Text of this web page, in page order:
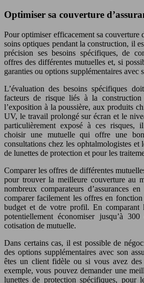
Optimiser sa couverture
Pour optimiser efficacement sa couverture
soins optiques pendant la construction, il
précision ses besoins spécifiques, de
offres des différentes mutuelles et, si
garanties ou options supplémentaires avec
L’évaluation des besoins spécifiques
facteurs de risque liés à la
l’exposition à la poussière, aux produits
UV, le travail prolongé sur écran et le
particulièrement exposé à ces risques,
choisir une mutuelle qui offre une
consultations chez les ophtalmologistes et
de lunettes de protection et pour les
Comparer les offres de différentes
pour trouver la meilleure couverture au
nombreux comparateurs d’assurances
comparer facilement les offres en
budget et de votre profil. En comparant
potentiellement économiser jusqu’à
cotisation de mutuelle.
Dans certains cas, il est possible de
des options supplémentaires avec son
êtes un client fidèle ou si vous avez des
exemple, vous pouvez demander une
lunettes de protection spécifiques, pour